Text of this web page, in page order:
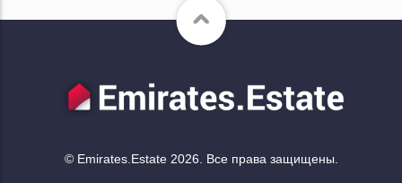
© Emirates.Estate 2026. Все права защищены.